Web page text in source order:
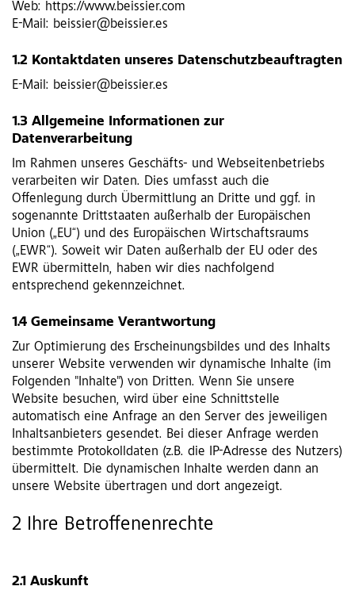
Web: https://www.beissier.com
E-Mail: beissier@beissier.es
1.2 Kontaktdaten unseres Datenschutzbeauftragten
E-Mail: beissier@beissier.es
1.3 Allgemeine Informationen zur
Datenverarbeitung
Im Rahmen unseres Geschäfts- und Webseitenbetriebs
verarbeiten wir Daten. Dies umfasst auch die
Offenlegung durch Übermittlung an Dritte und ggf. in
sogenannte Drittstaaten außerhalb der Europäischen
Union („EU“) und des Europäischen Wirtschaftsraums
(„EWR“). Soweit wir Daten außerhalb der EU oder des
EWR übermitteln, haben wir dies nachfolgend
entsprechend gekennzeichnet.
1.4 Gemeinsame Verantwortung
Zur Optimierung des Erscheinungsbildes und des Inhalts
unserer Website verwenden wir dynamische Inhalte (im
Folgenden "Inhalte") von Dritten. Wenn Sie unsere
Website besuchen, wird über eine Schnittstelle
automatisch eine Anfrage an den Server des jeweiligen
Inhaltsanbieters gesendet. Bei dieser Anfrage werden
bestimmte Protokolldaten (z.B. die IP-Adresse des Nutzers)
übermittelt. Die dynamischen Inhalte werden dann an
unsere Website übertragen und dort angezeigt.
2 Ihre Betroffenenrechte
2.1 Auskunft